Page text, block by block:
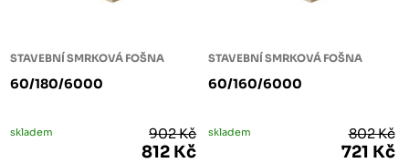
STAVEBNÍ SMRKOVÁ FOŠNA
60/180/6000
skladem 902 Kč
812 Kč
STAVEBNÍ SMRKOVÁ FOŠNA
60/160/6000
skladem 802 Kč
721 Kč